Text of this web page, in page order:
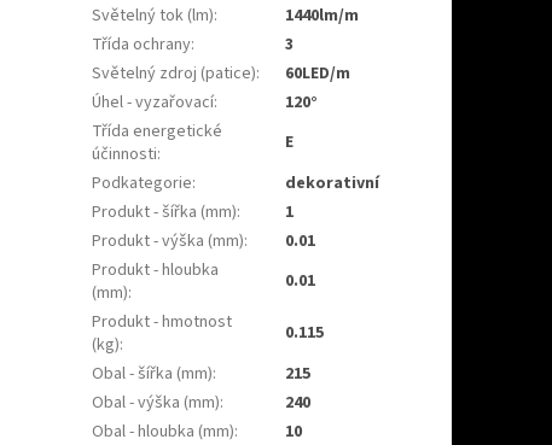
Světelný tok (lm):
1440lm/m
Třída ochrany:
3
Světelný zdroj (patice):
60LED/m
Úhel - vyzařovací:
120°
Třída energetické
účinnosti:
E
Podkategorie:
dekorativní
Produkt - šířka (mm):
1
Produkt - výška (mm):
0.01
Produkt - hloubka
(mm):
0.01
Produkt - hmotnost
(kg):
0.115
Obal - šířka (mm):
215
Obal - výška (mm):
240
Obal - hloubka (mm):
10